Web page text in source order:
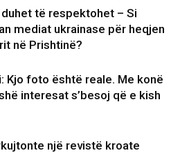
duhet të respektohet – Si
mediat ukrainase për heqjen
në Prishtinë?
Kjo foto është reale. Me konë
interesat s’besoj që e kish
një revistë kroate